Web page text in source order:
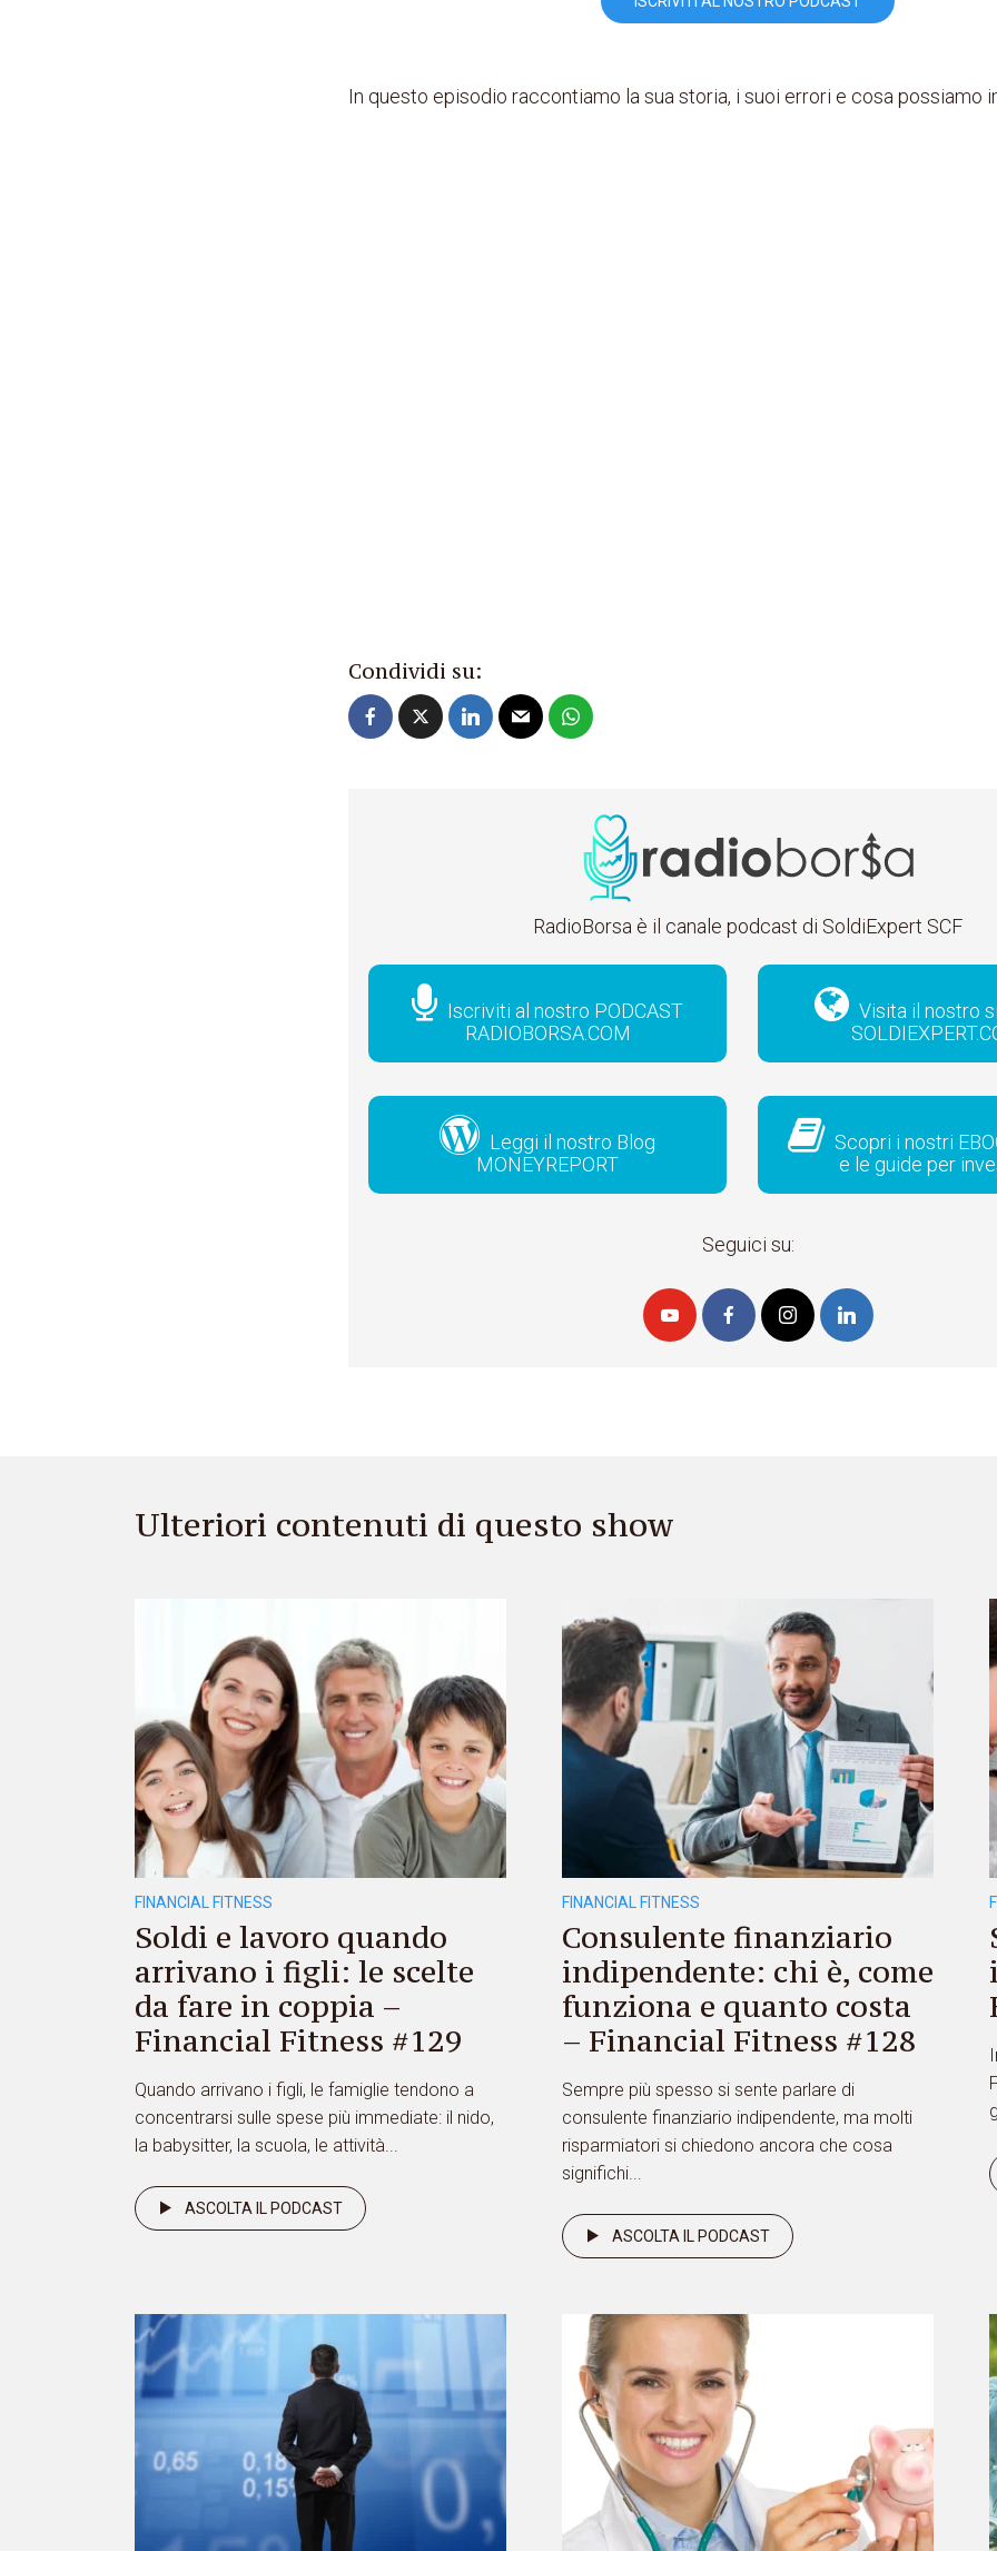
In questo episodio raccontiamo la sua storia, i suoi errori e cosa possiamo
Condividi su:
RadioBorsa è il canale podcast di SoldiExpert SCF
Iscriviti al nostro PODCAST
RADIOBORSA.COM
Visita il nostro
Leggi il nostro Blog
MONEYREPORT
Scopri i nostri
e le guide per
Seguici su:
Ulteriori contenuti di questo show
FINANCIAL FITNESS
Soldi e lavoro quando
arrivano i figli: le scelte
da fare in coppia –
Financial Fitness #129
Quando arrivano i figli, le famiglie tendono a
concentrarsi sulle spese più immediate: il nido,
la babysitter, la scuola, le attività...
ASCOLTA IL PODCAST
FINANCIAL FITNESS
Consulente finanziario
indipendente: chi è, come
funziona e quanto costa
– Financial Fitness #128
Sempre più spesso si sente parlare di
consulente finanziario indipendente, ma molti
risparmiatori si chiedono ancora che cosa
significhi...
ASCOLTA IL PODCAST